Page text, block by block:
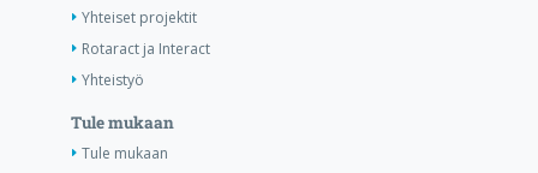
Yhteiset projektit
Rotaract ja Interact
Yhteistyö
Tule mukaan
Tule mukaan